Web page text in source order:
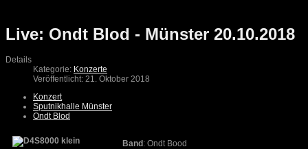
Live: Ondt Blod - Münster 20.10.2018
Details
Kategorie: Konzerte
Veröffentlicht: 21. Oktober 2018
Konzert
Sputnikhalle Münster
Ondt Blod
Band : Ondt Bood